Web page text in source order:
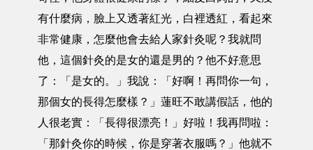
有什麼病，臉上又透著紅光，白裡透紅，看起來
非常健康，怎麼他會去給人家針灸呢？我就問
他，這個針灸的是女的還是男的？他不好意思
了：「是女的。」我說：「好啊！再問你一句，
那個女的長得怎麼樣？」蓮旺不敢講假話，他的
人很老實：「長得很漂亮！」好啦！我再問啦：
「那針灸你的時候，你是穿著衣服嗎？」他就不